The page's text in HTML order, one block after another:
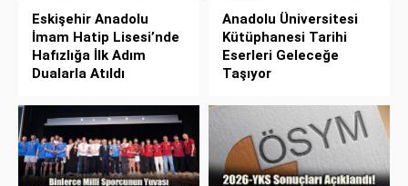
Eskişehir Anadolu
İmam Hatip Lisesi’nde
Hafızlığa İlk Adım
Dualarla Atıldı
Anadolu Üniversitesi
Kütüphanesi Tarihi
Eserleri Geleceğe
Taşıyor